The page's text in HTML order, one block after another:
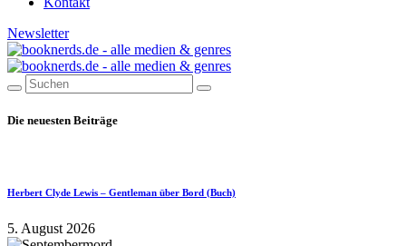
Newsletter
Die neuesten Beiträge
Herbert Clyde Lewis – Gentleman über Bord (Buch)
5. August 2026